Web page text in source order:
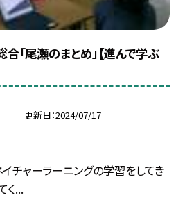
合「尾瀬のまとめ」【進んで学ぶ
更新日 2024/07/17
チャーラーニングの学習をしてき
く...